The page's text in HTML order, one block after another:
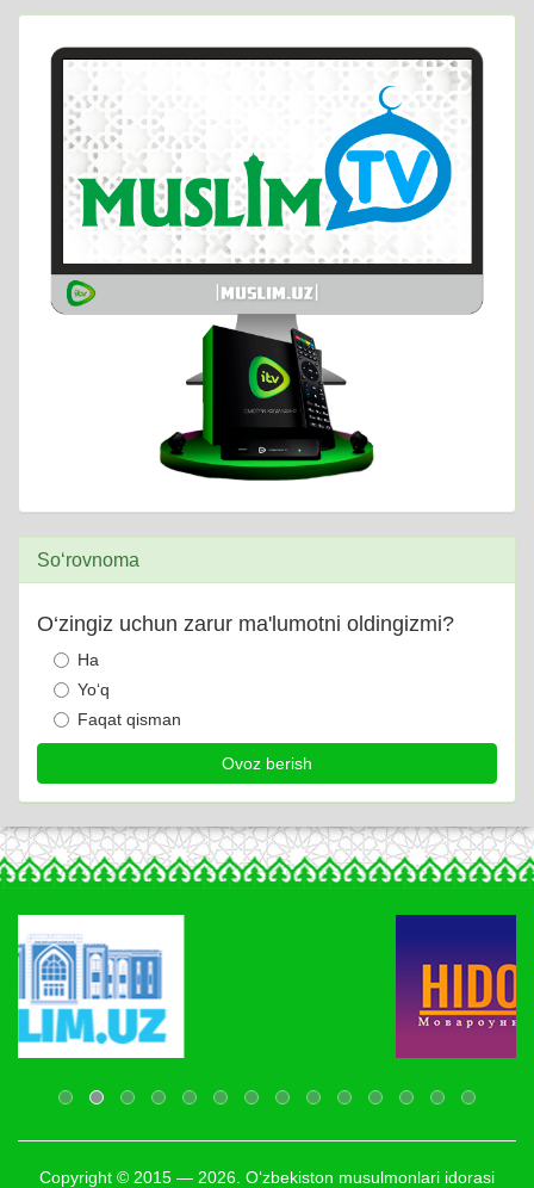
So‘rovnoma
O‘zingiz uchun zarur ma'lumotni oldingizmi?
Ha
Yo‘q
Faqat qisman
Copyright © 2015 — 2026. O‘zbekiston musulmonlari idorasi